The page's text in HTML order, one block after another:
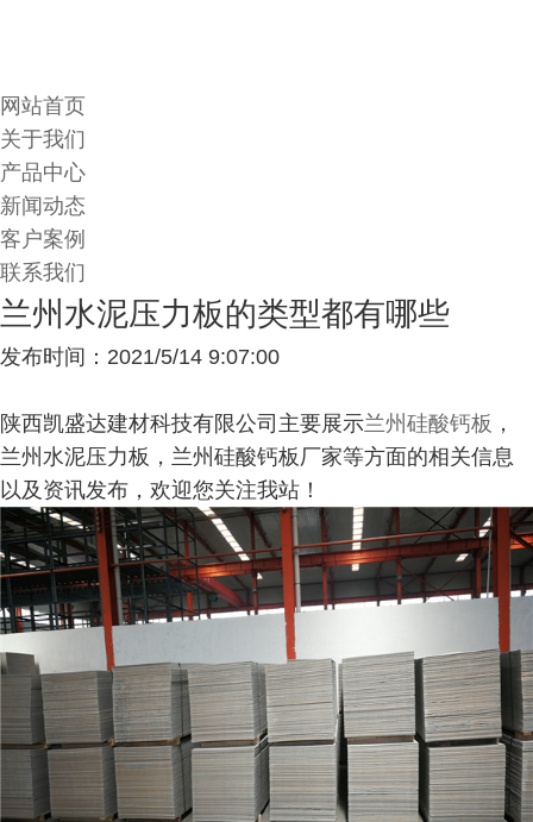
网站首页
关于我们
产品中心
新闻动态
客户案例
联系我们
兰州水泥压力板的类型都有哪些
发布时间：2021/5/14 9:07:00
陕西凯盛达建材科技有限公司主要展示兰州硅酸钙板 ，
兰州水泥压力板，兰州硅酸钙板厂家等方面的相关信息
以及资讯发布，欢迎您关注我站！